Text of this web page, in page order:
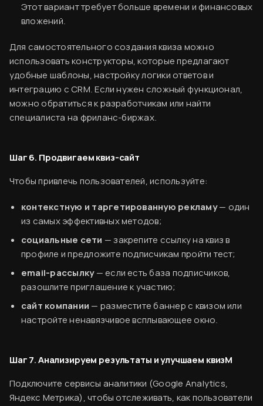
Этот вариант требует больше времени и финансовых
вложений.
Для самостоятельного создания квиза можно
использовать конструкторы, которые предлагают
удобные шаблоны, настройку логики ответов и
интеграцию с CRM. Если нужен сложный функционал,
можно обратиться к разработчикам или найти
специалиста на фриланс-биржах.
Шаг 6. Продвигаем квиз-сайт
Чтобы привлечь пользователей, используйте:
контекстную и таргетированную рекламу— один
из самых эффективных методов;
социальные сети — закрепите ссылку на квиз в
профиле и предложите подписчикам пройти тест;
email-рассылку— если есть база подписчиков,
разошлите приглашение к участию;
сайт компании — разместите баннер с квизом или
настройте ненавязчивое всплывающее окно.
Шаг 7. Анализируем результаты и улучшаем квизM
Подключите сервисы аналитики (Google Analytics,
Яндекс Метрика), чтобы отслеживать, как пользователи